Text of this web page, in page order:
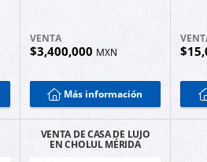
VENTA
$3,400,000 MXN
Más información
VENTA DE CASA DE LUJO
EN CHOLUL MÉRIDA